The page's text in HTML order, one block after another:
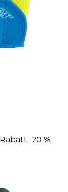
Rabatt- 20 %